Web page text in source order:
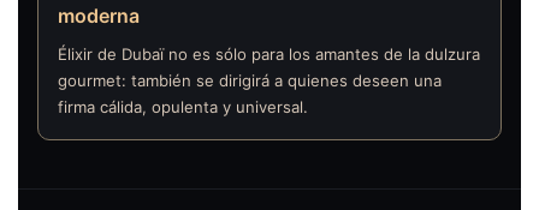
moderna
Élixir de Dubaï no es sólo para los amantes de la dulzura
gourmet: también se dirigirá a quienes deseen una
firma cálida, opulenta y universal.